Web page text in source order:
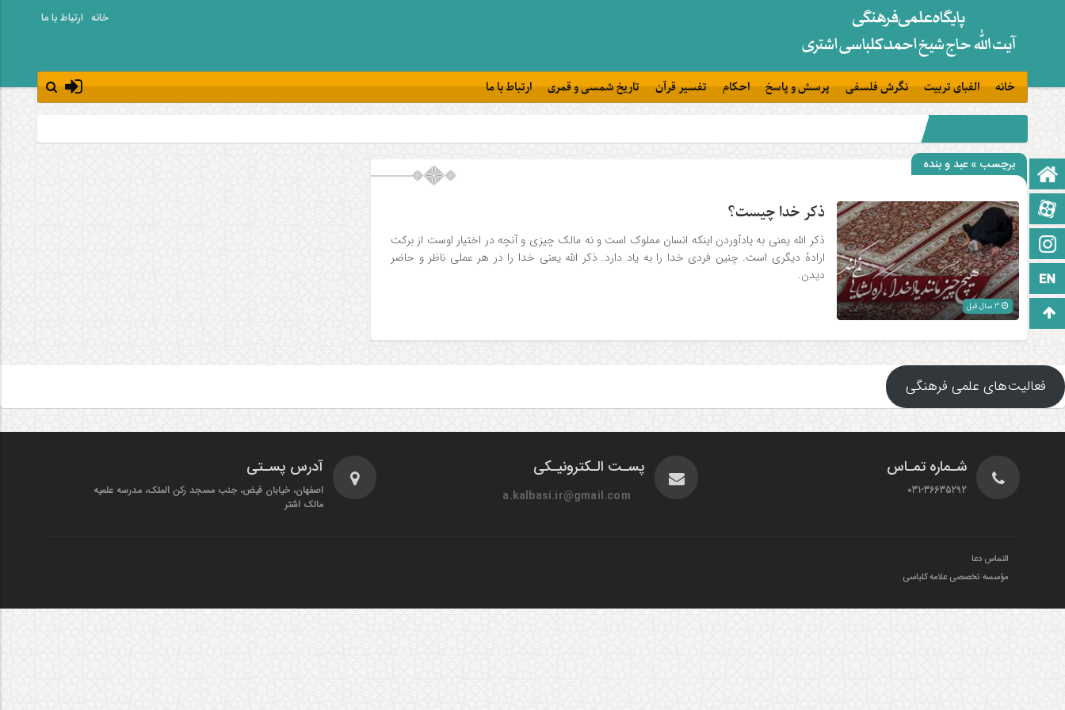
خانه ارتباط با ما
خانه الفبای تربیت نگرش فلسفی پرسش و پاسخ احکام تفسیر قرآن تاریخ شمسی و قمری ارتباط با ما
صفحه نخست
آپارات
اینستاگرام
زبان انگلیسی
برو بالا
برچسب » عبد و بنده
ذکر خدا چیست؟
ذکر الله یعنی به یادآوردن اینکه انسان مملوک است و نه مالک چیزی و آنچه در اختیار اوست از برکت
ارادۀ دیگری است. چنین فردی خدا را به یاد دارد. ذکر الله یعنی خدا را در هر عملی ناظر و حاضر
دیدن.
فعالیت‌های علمی فرهنگی
شـماره تمـاس
031-36635292
پسـت الـکترونیـکی
a.kalbasi.ir@gmail.com
آدرس پسـتی
اصفهان، خیابان فیض، جنب مسجد رکن الملک، مدرسه علمیه
مالک اشتر
التماس دعا
مؤسسه تخصصی علامه کلباسی